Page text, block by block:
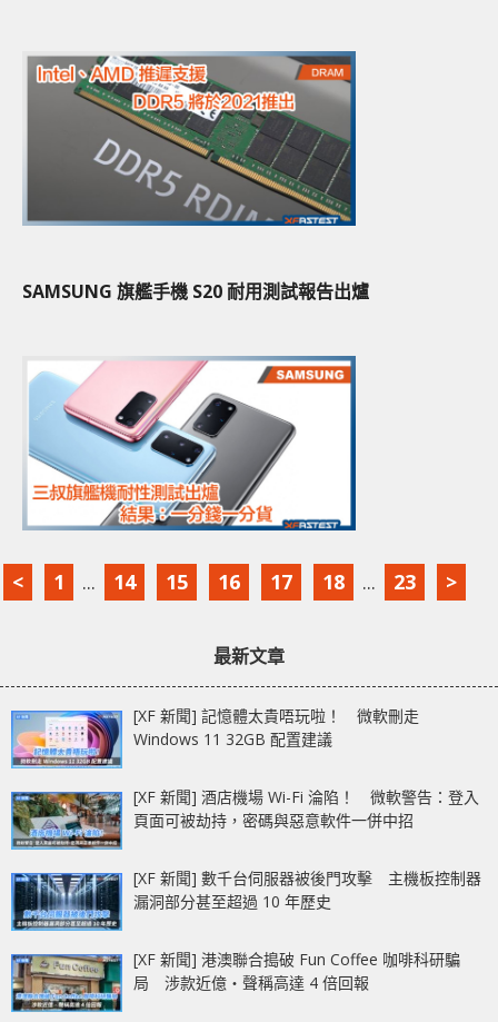
SAMSUNG 旗艦手機 S20 耐用測試報告出爐
< 1 ... 14 15 16 17 18 ... 23 >
最新文章
[XF 新聞] 記憶體太貴唔玩啦！ 微軟刪走
Windows 11 32GB 配置建議
[XF 新聞] 酒店機場 Wi-Fi 淪陷！ 微軟警告：登入
頁面可被劫持，密碼與惡意軟件一併中招
[XF 新聞] 數千台伺服器被後門攻擊 主機板控制器
漏洞部分甚至超過 10 年歷史
[XF 新聞] 港澳聯合搗破 Fun Coffee 咖啡科研騙
局 涉款近億‧聲稱高達 4 倍回報